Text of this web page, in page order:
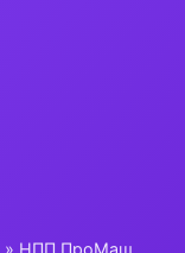
» НПП ПроМаш